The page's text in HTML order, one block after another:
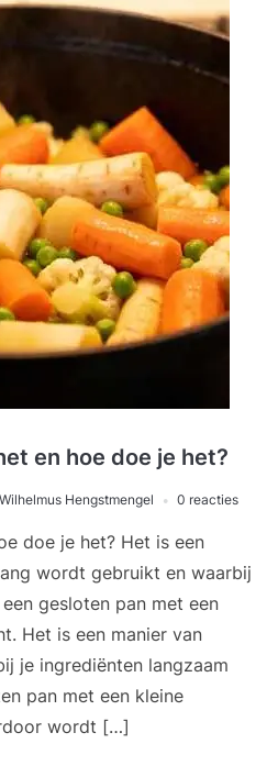
en hoe doe je het?
Wilhelmus Hengstmengel 0 reacties
doe je het? Het is een
wordt gebruikt en waarbij
gesloten pan met een
Het is een manier van
je ingrediënten langzaam
pan met een kleine
wordt […]